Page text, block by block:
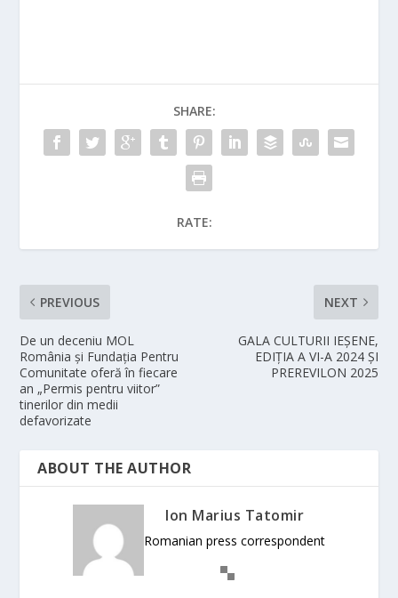
SHARE:
RATE:
PREVIOUS
De un deceniu MOL
România și Fundația Pentru
Comunitate oferă în fiecare
an „Permis pentru viitor”
tinerilor din medii
defavorizate
NEXT
GALA CULTURII IEȘENE,
EDIȚIA A VI-A 2024 ȘI
PREREVILON 2025
ABOUT THE AUTHOR
Ion Marius Tatomir
Romanian press correspondent